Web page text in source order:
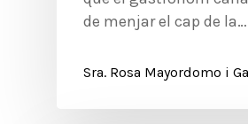
de menjar el cap de la…
Sra. Rosa Mayordomo i